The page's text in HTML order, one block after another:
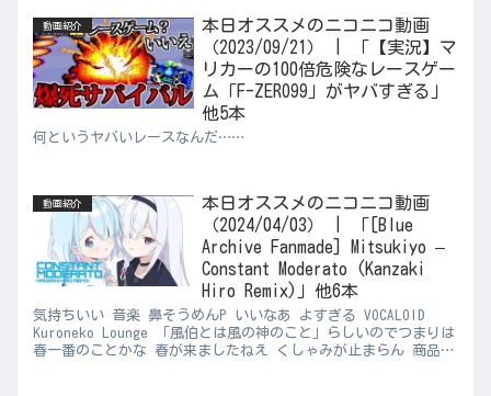
動画紹介
本日オススメのニコニコ動画
（2023/09/21） | 「【実況】マ
リカーの100倍危険なレースゲー
ム「F-ZERO99」がヤバすぎる」
他5本
何というヤバいレースなんだ……
動画紹介
本日オススメのニコニコ動画
（2024/04/03） | 「[Blue
Archive Fanmade] Mitsukiyo –
Constant Moderato (Kanzaki
Hiro Remix)」他6本
気持ちいい 音楽 鼻そうめんP いいなあ よすぎる VOCALOID
Kuroneko Lounge 「風伯とは風の神のこと」らしいのでつまりは
春一番のことかな 春が来ましたねえ くしゃみが止まらん 商品レ